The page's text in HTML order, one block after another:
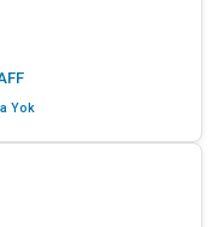
Yok